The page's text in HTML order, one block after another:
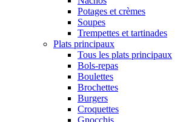
Potages et crèmes
Soupes
Trempettes et tartinades
Plats principaux
Tous les plats principaux
Bols-repas
Boulettes
Brochettes
Burgers
Croquettes
Gnocchis